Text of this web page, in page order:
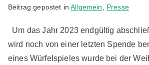
o
C
h
r
Beitrag gepostet inAllgemein Presse
Um das Jahr 2023 endgültig
wird noch von einer letzten Spende
eines Würfelspieles wurde bei der